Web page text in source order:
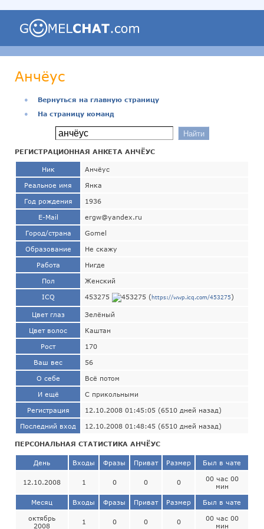
Анчёус
●
Вернуться на главную страницу
●
На страницу команд
РЕГИСТРАЦИОННАЯ АНКЕТА АНЧЁУС
Ник Анчёус
Реальное имя Янка
Год рождения 1936
E-Mail ergw@yandex.ru
Город/страна Gomel
Образование Не скажу
Работа Нигде
Пол Женский
ICQ 453275 (https://wwp.icq.com/453275)
Цвет глаз Зелёный
Цвет волос Каштан
Рост 170
Ваш вес 56
О себе Всё потом
И ещё С прикольными
Регистрация 12.10.2008 01:45:05 (6510 дней назад)
Последний вход 12.10.2008 01:48:45 (6510 дней назад)
ПЕРСОНАЛЬНАЯ СТАТИСТИКА АНЧЁУС
День Входы Фразы Приват Размер Был в чате
12.10.2008 1 0 0 0
00 час 00
мин
Месяц Входы Фразы Приват Размер Был в чате
октябрь
2008
1 0 0 0
00 час 00
мин